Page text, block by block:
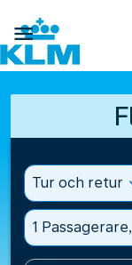

Tur och retur
1